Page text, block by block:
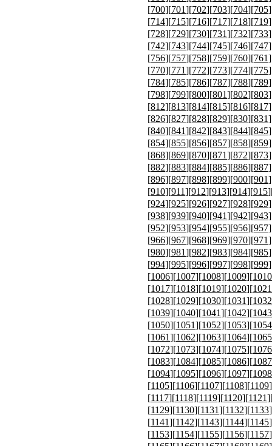
[700][701][702][703][704][705
[714][715][716][717][718][719
[728][729][730][731][732][733
[742][743][744][745][746][747
[756][757][758][759][760][761
[770][771][772][773][774][775
[784][785][786][787][788][789
[798][799][800][801][802][803
[812][813][814][815][816][817
[826][827][828][829][830][831
[840][841][842][843][844][845
[854][855][856][857][858][859
[868][869][870][871][872][873
[882][883][884][885][886][887
[896][897][898][899][900][901
[910][911][912][913][914][915
[924][925][926][927][928][929
[938][939][940][941][942][943
[952][953][954][955][956][957
[966][967][968][969][970][971
[980][981][982][983][984][985
[994][995][996][997][998][999
[1006][1007][1008][1009][1010
[1017][1018][1019][1020][1021
[1028][1029][1030][1031][1032
[1039][1040][1041][1042][1043
[1050][1051][1052][1053][1054
[1061][1062][1063][1064][1065
[1072][1073][1074][1075][1076
[1083][1084][1085][1086][1087
[1094][1095][1096][1097][1098
[1105][1106][1107][1108][1109
[1117][1118][1119][1120][1121
[1129][1130][1131][1132][1133
[1141][1142][1143][1144][1145
[1153][1154][1155][1156][1157